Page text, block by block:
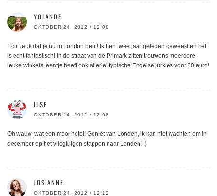
YOLANDE
OKTOBER 24, 2012 / 12:08
Echt leuk dat je nu in London bent! Ik ben twee jaar geleden geweest en het
is echt fantastisch! In de straat van de Primark zitten trouwens meerdere
leuke winkels, eentje heeft ook allerlei typische Engelse jurkjes voor 20 euro!
ILSE
OKTOBER 24, 2012 / 12:08
Oh wauw, wat een mooi hotel! Geniet van Londen, ik kan niet wachten om in
december op het vliegtuigen stappen naar Londen! :)
JOSIANNE
OKTOBER 24, 2012 / 12:12